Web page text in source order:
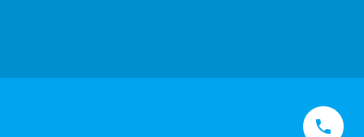

